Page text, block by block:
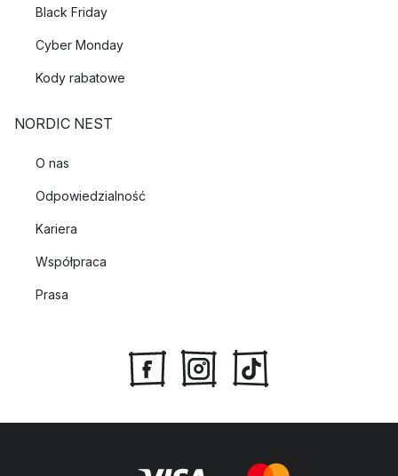
Black Friday
Cyber Monday
Kody rabatowe
NORDIC NEST
O nas
Odpowiedzialność
Kariera
Współpraca
Prasa